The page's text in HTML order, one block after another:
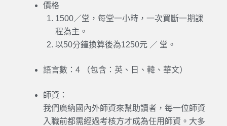
價格
1500／堂，每堂一小時，一次買斷一期課
程為主。
以50分鐘換算後為1250元 ／ 堂。
語言數： 4 （包含：英、日、韓、華文）
師資：
我們廣納國內外師資來幫助讀者，每一位師資
入職前都需經過考核方才成為任用師資。大多